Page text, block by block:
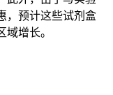
，预计这些试剂盒
增长。